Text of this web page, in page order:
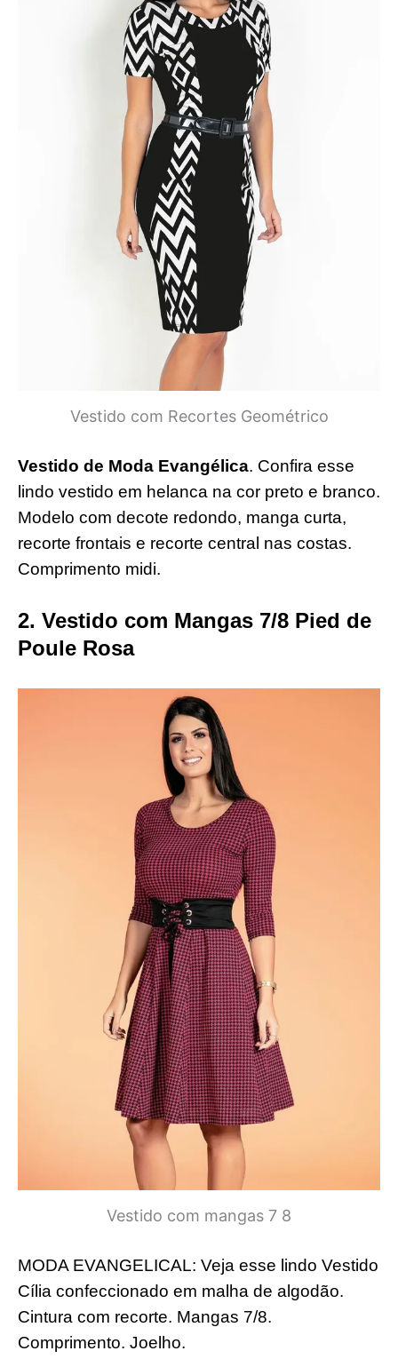
Vestido com Recortes Geométrico
Vestido de Moda Evangélica. Confira esse
lindo vestido em helanca na cor preto e branco.
Modelo com decote redondo, manga curta,
recorte frontais e recorte central nas costas.
Comprimento midi.
2. Vestido com Mangas 7/8 Pied de
Poule Rosa
Vestido com mangas 7 8
MODA EVANGELICAL: Veja esse lindo Vestido
Cília confeccionado em malha de algodão.
Cintura com recorte. Mangas 7/8.
Comprimento. Joelho.